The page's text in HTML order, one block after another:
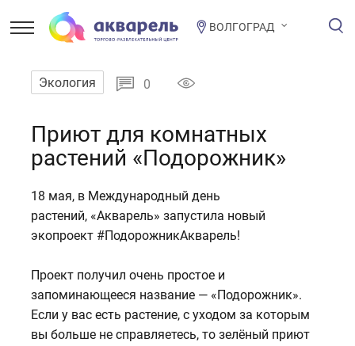
ВОЛГОГРАД
Экология 0
Приют для комнатных
растений «Подорожник»
18 мая, в Международный день
растений, «Акварель» запустила новый
экопроект #ПодорожникАкварель!
Проект получил очень простое и
запоминающееся название — «Подорожник».
Если у вас есть растение, с уходом за которым
вы больше не справляетесь, то зелёный приют